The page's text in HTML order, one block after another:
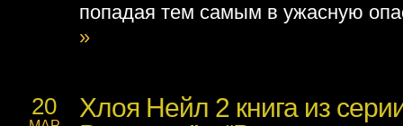
попадая тем самым в ужасную
»
20
Хлоя Нейл 2 книга из